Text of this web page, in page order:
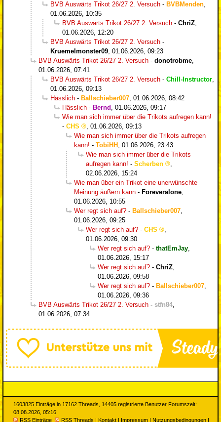
BVB Auswärts Trikot 26/27 2. Versuch - BVBMenden,
01.06.2026, 10:35
BVB Auswärts Trikot 26/27 2. Versuch - ChriZ,
01.06.2026, 12:20
BVB Auswärts Trikot 26/27 2. Versuch -
Kruemelmonster09, 01.06.2026, 09:23
BVB Auswärts Trikot 26/27 2. Versuch - donotrobme,
01.06.2026, 07:41
BVB Auswärts Trikot 26/27 2. Versuch - Chill-Instructor,
01.06.2026, 09:13
Hässlich - Ballschieber007, 01.06.2026, 08:42
Hässlich - Bernd , 01.06.2026, 09:17
Wie man sich immer über die Trikots aufregen kann!
- CHS , 01.06.2026, 09:13
Wie man sich immer über die Trikots aufregen
kann! - TobiHH , 01.06.2026, 23:43
Wie man sich immer über die Trikots
aufregen kann! - Scherben
,
02.06.2026, 15:24
Wie man über ein Trikot eine unerwünschte
Meinung äußern kann - Foreveralone,
01.06.2026, 10:55
Wer regt sich auf? - Ballschieber007,
01.06.2026, 09:25
Wer regt sich auf? - CHS
,
01.06.2026, 09:30
Wer regt sich auf? - thatEmJay,
01.06.2026, 15:17
Wer regt sich auf? - ChriZ,
01.06.2026, 09:58
Wer regt sich auf? - Ballschieber007,
01.06.2026, 09:36
BVB Auswärts Trikot 26/27 2. Versuch - stfn84,
01.06.2026, 07:34
1603825 Einträge in 17162 Threads, 14405 registrierte Benutzer Forumszeit:
08.08.2026, 05:16
RSS Einträge
RSS Threads | Kontakt | Impressum | Nutzungsbedingungen |